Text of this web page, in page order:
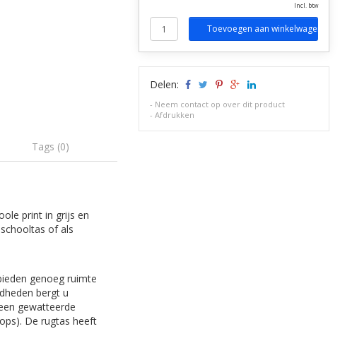
Tags (0)
print in grijs en
of als
genoeg ruimte
bergt u
gewatteerde
De rugtas heeft
Incl. btw
Toevoegen aan winkelwagen
Delen:
- Neem contact op over dit product
-Afdrukken